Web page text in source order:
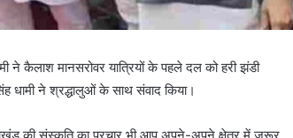
ने कैलाश मानसरोवर यात्रियों के पहले दल को हरी झंडी
धामी ने श्रद्धालुओं के साथ संवाद किया।